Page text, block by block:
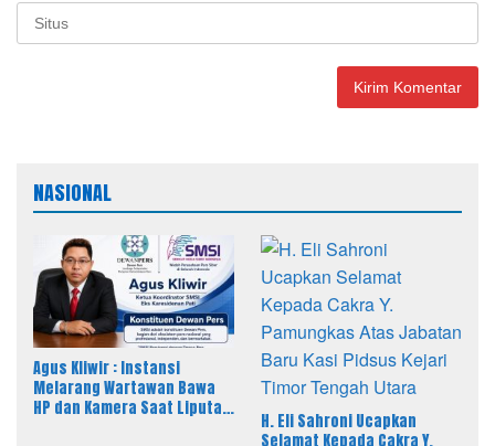
NASIONAL
Agus Kliwir : Instansi
Melarang Wartawan Bawa
HP dan Kamera Saat Liputan
H. Eli Sahroni Ucapkan
Selamat Kepada Cakra Y.